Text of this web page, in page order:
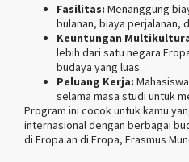
Fasilitas: Menanggung
bulanan, biaya perjalanan,
Keuntungan
lebih dari satu negara
budaya yang luas.
Peluang Kerja:
selama masa studi untuk
Program ini cocok untuk kamu
internasional dengan berbagai
di Eropa.an di Eropa, Erasmus